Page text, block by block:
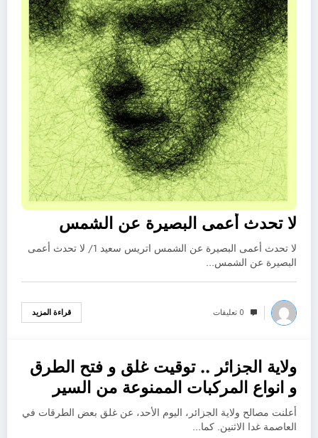
لا تحدث أعمى البصيرة عن الشمس
لا تحدث أعمى البصيرة عن الشمس اتريس سعيد 1/ لا تحدث أعمى
البصيرة عن الشمس…
0 تعليقات قراءة المزيد
أكتوبر 30, 2022
ولاية الجزائر .. توقيت غلق و فتح الطرق
و انواع المركبات الممنوعة من السير
أعلنت مصالح ولاية الجزائر، اليوم الأحد، عن غلق بعض الطرقات في
العاصمة غدا الاثنين. كما…